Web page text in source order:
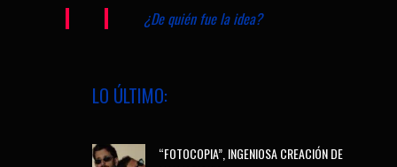
¿De quién fue la idea?
LO ÚLTIMO:
“FOTOCOPIA”, INGENIOSA CREACIÓN DE